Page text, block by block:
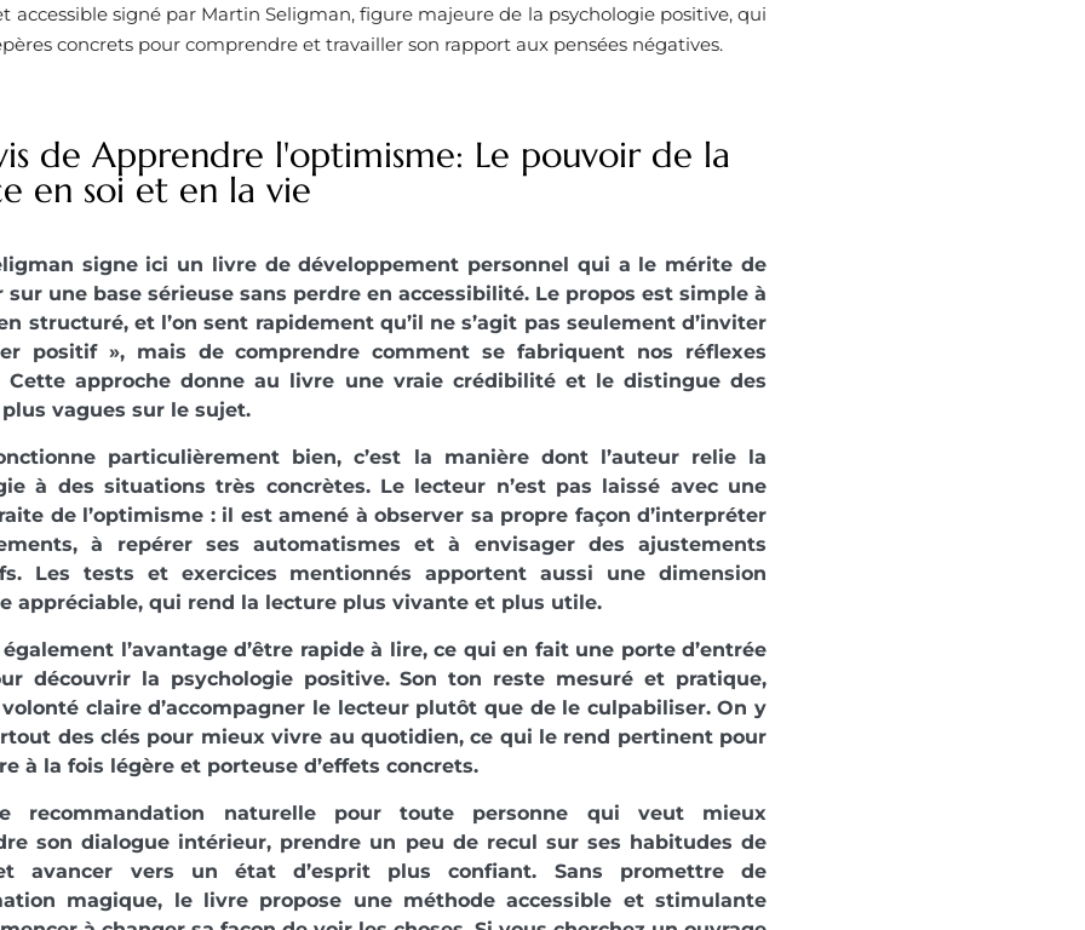
accessible signé par Martin Seligman, figure majeure de la psychologie positive, qui
concrets pour comprendre et travailler son rapport aux pensées négatives.
de Apprendre l'optimisme: Le pouvoir de la
en soi et en la vie
signe ici un livre de développement personnel qui a le mérite de
sur une base sérieuse sans perdre en accessibilité. Le propos est simple à
structuré, et l’on sent rapidement qu’il ne s’agit pas seulement d’inviter
positif », mais de comprendre comment se fabriquent nos réflexes
Cette approche donne au livre une vraie crédibilité et le distingue des
vagues sur le sujet.
particulièrement bien, c’est la manière dont l’auteur relie la
à des situations très concrètes. Le lecteur n’est pas laissé avec une
de l’optimisme : il est amené à observer sa propre façon d’interpréter
à repérer ses automatismes et à envisager des ajustements
Les tests et exercices mentionnés apportent aussi une dimension
appréciable, qui rend la lecture plus vivante et plus utile.
l’avantage d’être rapide à lire, ce qui en fait une porte d’entrée
découvrir la psychologie positive. Son ton reste mesuré et pratique,
claire d’accompagner le lecteur plutôt que de le culpabiliser. On y
des clés pour mieux vivre au quotidien, ce qui le rend pertinent pour
à la fois légère et porteuse d’effets concrets.
recommandation naturelle pour toute personne qui veut mieux
son dialogue intérieur, prendre un peu de recul sur ses habitudes de
avancer vers un état d’esprit plus confiant. Sans promettre de
magique, le livre propose une méthode accessible et stimulante